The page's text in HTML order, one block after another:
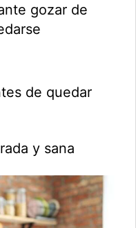
gozar de
de quedar
y sana